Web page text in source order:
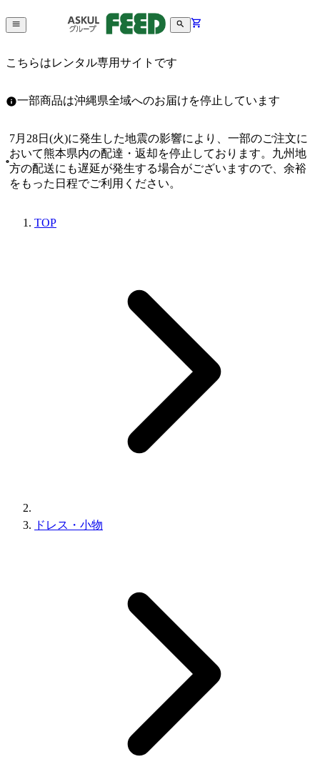
こちらはレンタル専用サイトです
一部商品は沖縄県全域へのお届けを停止しています
7月28日(火)に発生した地震の影響により、一部のご注文に
おいて熊本県内の配達・返却を停止しております。九州地
方の配送にも遅延が発生する場合がございますので、余裕
をもった日程でご利用ください。
TOP
ドレス・小物